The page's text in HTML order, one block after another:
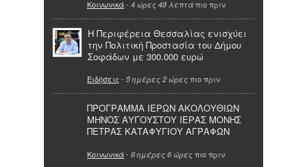
Κοινωνικά- 4 ώρες 48 λεπτά πιο πριν
Η Περιφέρεια Θεσσαλίας ενισχύει
την Πολιτική Προστασία του Δήμου
Σοφάδων με 300.000 ευρώ
Ειδήσεις - 5 ημέρες 2 ώρες πιο πριν
ΠΡΟΓΡΑΜΜΑ ΙΕΡΩΝ ΑΚΟΛΟΥΘΙΩΝ
ΜΗΝΟΣ ΑΥΓΟΥΣΤΟΥ ΙΕΡΑΣ ΜΟΝΗΣ
ΠΕΤΡΑΣ ΚΑΤΑΦΥΓΙΟΥ ΑΓΡΑΦΩΝ
Κοινωνικά- 6 ημέρες 6 ώρες πιο πριν